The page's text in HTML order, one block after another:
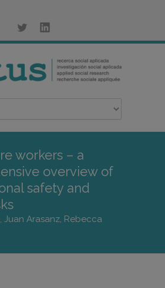
workers – a
overview of
safety and
Juan Arasanz, Rebecca